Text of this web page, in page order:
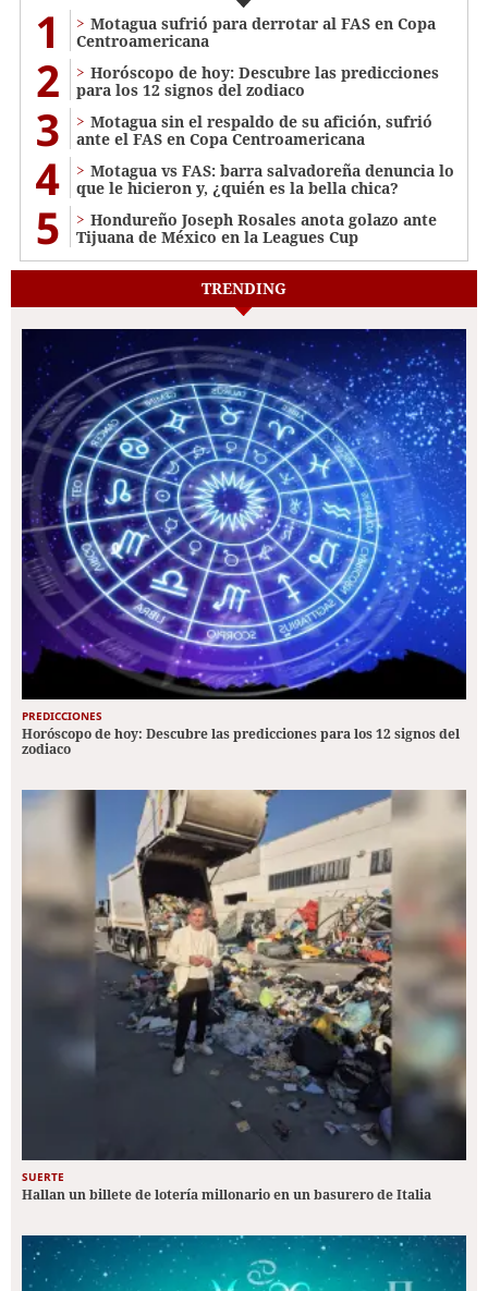
1
Motagua sufrió para derrotar al FAS en Copa
Centroamericana
2
Horóscopo de hoy: Descubre las predicciones
para los 12 signos del zodiaco
3
Motagua sin el respaldo de su afición, sufrió
ante el FAS en Copa Centroamericana
4
Motagua vs FAS: barra salvadoreña denuncia lo
que le hicieron y, ¿quién es la bella chica?
5
Hondureño Joseph Rosales anota golazo ante
Tijuana de México en la Leagues Cup
TRENDING
PREDICCIONES
Horóscopo de hoy: Descubre las predicciones para los 12 signos del
zodiaco
SUERTE
Hallan un billete de lotería millonario en un basurero de Italia